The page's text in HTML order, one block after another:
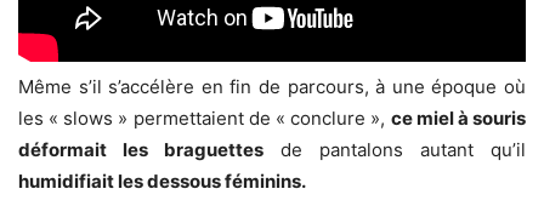
Même s’il s’accélère en fin de parcours, à une époque où
les « slows » permettaient de « conclure », ce miel à souris
déformait les braguettes de pantalons autant qu’il
humidifiait les dessous féminins.